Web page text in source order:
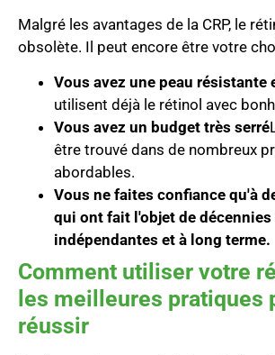
Malgré les avantages de la CRP, le
obsolète. Il peut encore être votre
Vous avez une peau résistante
utilisent déjà le rétinol avec
Vous avez un budget très serré
être trouvé dans de nombreux
abordables.
Vous ne faites confiance qu'à
qui ont fait l'objet de décennies
indépendantes et à long terme.
Comment utiliser votre
les meilleures pratiques
réussir